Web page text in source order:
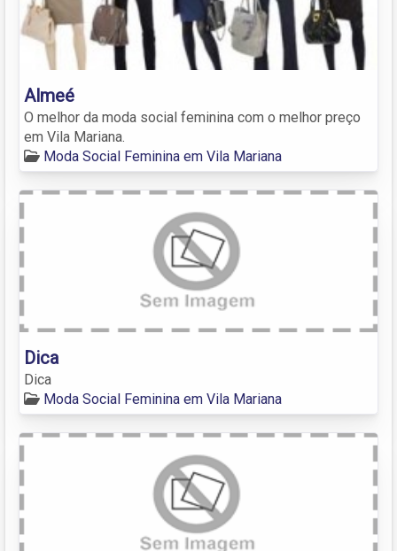
Almeé
O melhor da moda social feminina com o melhor preço
em Vila Mariana.
Moda Social Feminina em Vila Mariana
Dica
Dica
Moda Social Feminina em Vila Mariana